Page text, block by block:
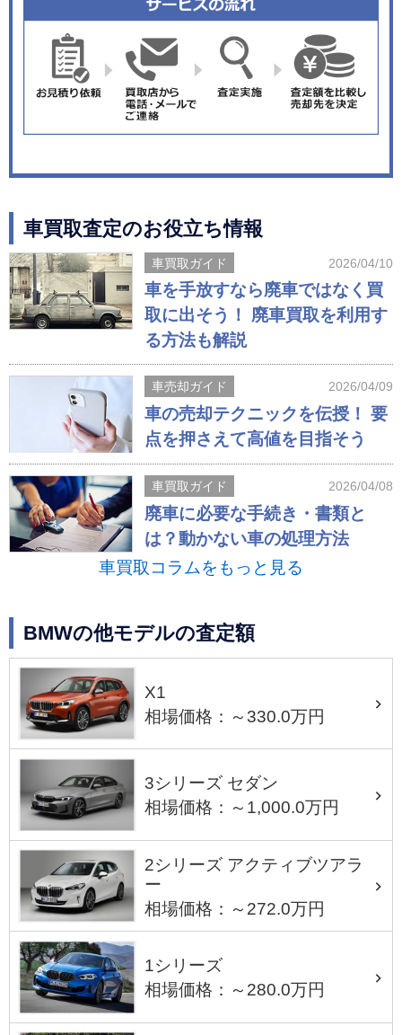
車買取査定のお役立ち情報
車買取ガイド 2026/04/10
車を手放すなら廃車ではなく買
取に出そう！ 廃車買取を利用す
る方法も解説
車売却ガイド 2026/04/09
車の売却テクニックを伝授！ 要
点を押さえて高値を目指そう
車買取ガイド 2026/04/08
廃車に必要な手続き・書類と
は？動かない車の処理方法
車買取コラムをもっと見る
BMWの他モデルの査定額
X1
相場価格：～330.0万円
3シリーズ セダン
相場価格：～1,000.0万円
2シリーズ アクティブツアラ
ー
相場価格：～272.0万円
1シリーズ
相場価格：～280.0万円